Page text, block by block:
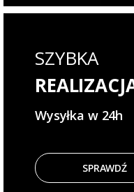
SZYBKA
Wysyłka w 24h
SPRAWDŹ